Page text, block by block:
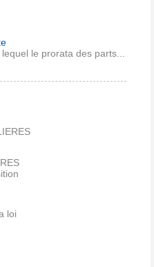
le prorata des parts...
loi